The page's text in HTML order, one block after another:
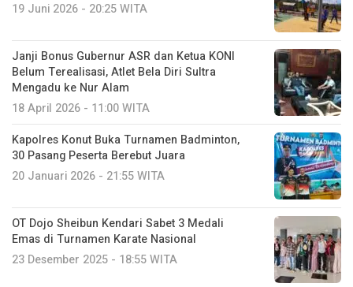
19 Juni 2026 - 20:25 WITA
Janji Bonus Gubernur ASR dan Ketua KONI
Belum Terealisasi, Atlet Bela Diri Sultra
Mengadu ke Nur Alam
18 April 2026 - 11:00 WITA
Kapolres Konut Buka Turnamen Badminton,
30 Pasang Peserta Berebut Juara
20 Januari 2026 - 21:55 WITA
OT Dojo Sheibun Kendari Sabet 3 Medali
Emas di Turnamen Karate Nasional
23 Desember 2025 - 18:55 WITA